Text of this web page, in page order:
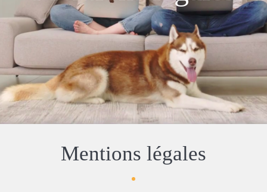
Mentions légales